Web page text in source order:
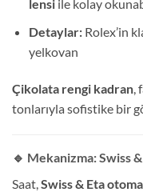
lensiile kolay
Detaylar:Rolex’in
yelkovan
Çikolata rengi kadran
tonlarıyla sofistike bir
🔹 Mekanizma: Swiss
Saat,Swiss & Eta